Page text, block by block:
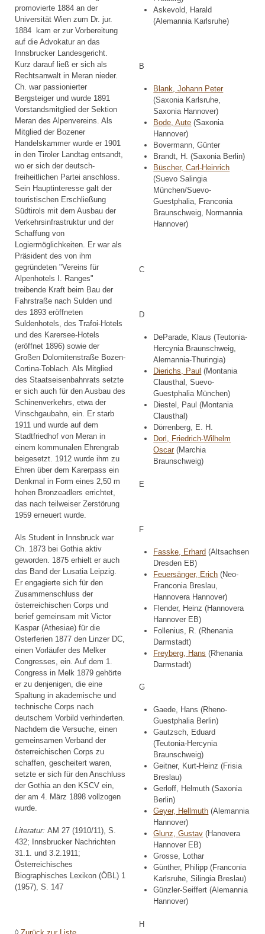
promovierte 1884 an der
Universität Wien zum Dr. jur.
1884 kam er zur Vorbereitung
auf die Advokatur an das
Innsbrucker Landesgericht.
Kurz darauf ließ er sich als
Rechtsanwalt in Meran nieder.
Ch. war passionierter
Bergsteiger und wurde 1891
Vorstandsmitglied der Sektion
Meran des Alpenvereins. Als
Mitglied der Bozener
Handelskammer wurde er 1901
in den Tiroler Landtag entsandt,
wo er sich der deutsch-
freiheitlichen Partei anschloss.
Sein Hauptinteresse galt der
touristischen Erschließung
Südtirols mit dem Ausbau der
Verkehrsinfrastruktur und der
Schaffung von
Logiermöglichkeiten. Er war als
Präsident des von ihm
gegründeten "Vereins für
Alpenhotels I. Ranges"
treibende Kraft beim Bau der
Fahrstraße nach Sulden und
des 1893 eröffneten
Suldenhotels, des Trafoi-Hotels
und des Karersee-Hotels
(eröffnet 1896) sowie der
Großen Dolomitenstraße Bozen-
Cortina-Toblach. Als Mitglied
des Staatseisenbahnrats setzte
er sich auch für den Ausbau des
Schinenverkehrs, etwa der
Vinschgaubahn, ein. Er starb
1911 und wurde auf dem
Stadtfriedhof von Meran in
einem kommunalen Ehrengrab
beigesetzt. 1912 wurde ihm zu
Ehren über dem Karerpass ein
Denkmal in Form eines 2,50 m
hohen Bronzeadlers errichtet,
das nach teilweiser Zerstörung
1959 erneuert wurde.
Als Student in Innsbruck war
Ch. 1873 bei Gothia aktiv
geworden. 1875 erhielt er auch
das Band der Lusatia Leipzig.
Er engagierte sich für den
Zusammenschluss der
österreichischen Corps und
berief gemeinsam mit Victor
Kaspar (Athesiae) für die
Osterferien 1877 den Linzer DC,
einen Vorläufer des Melker
Congresses, ein. Auf dem 1.
Congress in Melk 1879 gehörte
er zu denjenigen, die eine
Spaltung in akademische und
technische Corps nach
deutschem Vorbild verhinderten.
Nachdem die Versuche, einen
gemeinsamen Verband der
österreichischen Corps zu
schaffen, gescheitert waren,
setzte er sich für den Anschluss
der Gothia an den KSCV ein,
der am 4. März 1898 vollzogen
wurde.
Literatur: AM 27 (1910/11), S.
432; Innsbrucker Nachrichten
31.1. und 3.2.1911;
Österreichisches
Biographisches Lexikon (ÖBL) 1
(1957), S. 147
Askevold, Harald
(Alemannia Karlsruhe)
B
Blank, Johann Peter
(Saxonia Karlsruhe,
Saxonia Hannover)
Bode, Aute (Saxonia
Hannover)
Bovermann, Günter
Brandt, H. (Saxonia Berlin)
Büscher, Carl-Heinrich
(Suevo Salingia
München/Suevo-
Guestphalia, Franconia
Braunschweig, Normannia
Hannover)
C
D
DeParade, Klaus (Teutonia-
Hercynia Braunschweig,
Alemannia-Thuringia)
Dierichs, Paul (Montania
Clausthal, Suevo-
Guestphalia München)
Diestel, Paul (Montania
Clausthal)
Dörrenberg, E. H.
Dorl, Friedrich-Wilhelm
Oscar (Marchia
Braunschweig)
E
F
Fasske, Erhard (Altsachsen
Dresden EB)
Feuersänger, Erich (Neo-
Franconia Breslau,
Hannovera Hannover)
Flender, Heinz (Hannovera
Hannover EB)
Follenius, R. (Rhenania
Darmstadt)
Freyberg, Hans (Rhenania
Darmstadt)
G
Gaede, Hans (Rheno-
Guestphalia Berlin)
Gautzsch, Eduard
(Teutonia-Hercynia
Braunschweig)
Geitner, Kurt-Heinz (Frisia
Breslau)
Gerloff, Helmuth (Saxonia
Berlin)
Geyer, Hellmuth (Alemannia
Hannover)
Glunz, Gustav (Hanovera
Hannover EB)
Grosse, Lothar
Günther, Philipp (Franconia
Karlsruhe, Silingia Breslau)
Günzler-Seiffert (Alemannia
Hannover)
H